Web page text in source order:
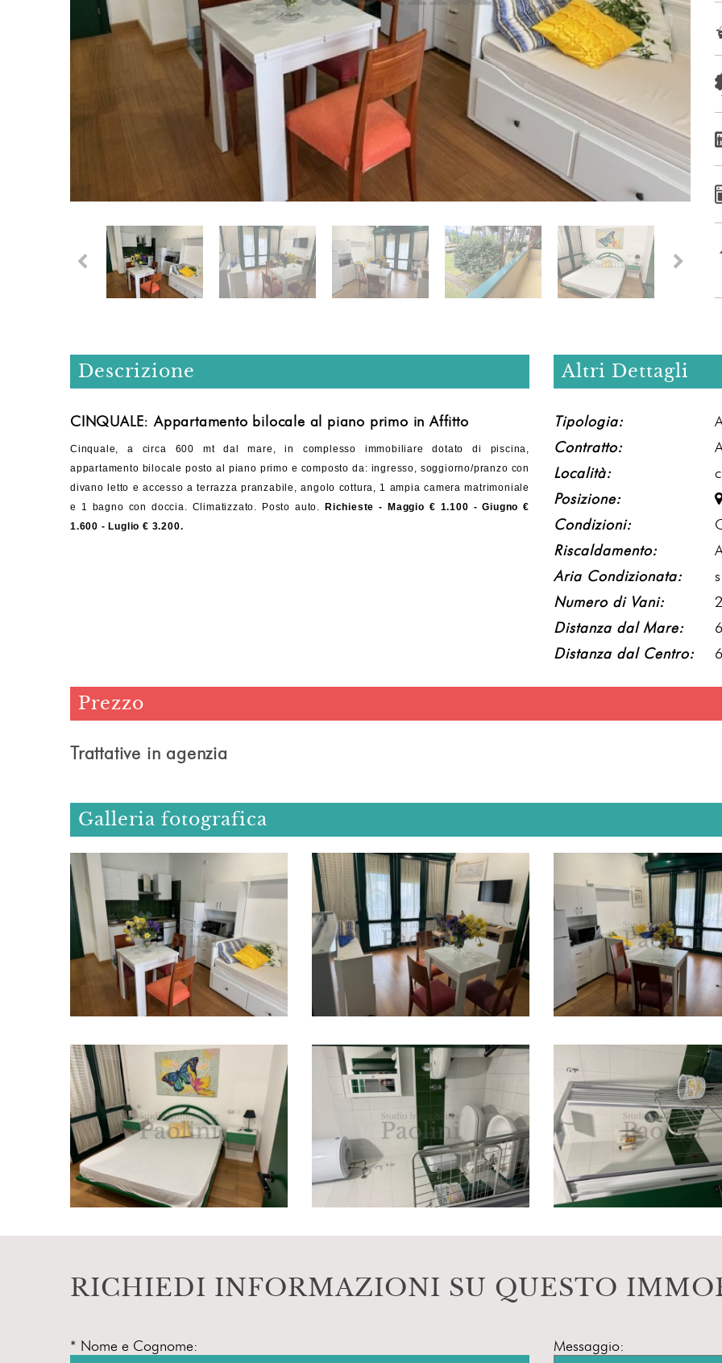
Descrizione
CINQUALE: Appartamento bilocale al piano primo in Affitto
Cinquale, a circa 600 mt dal mare, in complesso immobiliare dotato di piscina,
appartamento bilocale posto al piano primo e composto da: ingresso, soggiorno/pranzo con
divano letto e accesso a terrazza pranzabile, angolo cottura, 1 ampia camera matrimoniale
e 1 bagno con doccia. Climatizzato. Posto auto.
Richieste - Maggio € 1.100 - Giugno €
1.600 - Luglio € 3.200.
Altri Dettagli
Tipologia:
Contratto:
Località:
Posizione:
Condizioni:
Riscaldamento:
Aria Condizionata:
Numero di Vani:
Distanza dal Mare:
Distanza dal Centro:
Prezzo
Trattative in agenzia
Galleria fotografica
RICHIEDI INFORMAZIONI SU QUESTO
* Nome e Cognome: Messaggio: